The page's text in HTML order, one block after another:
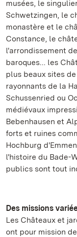
musées, le
Schwetzingen, le
monastère et le
Constance, le
l'arrondissement
baroques... les
plus beaux sites
rayonnants de la
Schussenried ou
médiévaux
Bebenhausen et
forts et ruines
Hochburg
l'histoire du Bade-
publics sont tout
Des missions
Les Châteaux et
ont pour mission